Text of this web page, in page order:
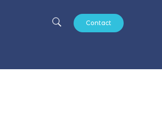
Contact